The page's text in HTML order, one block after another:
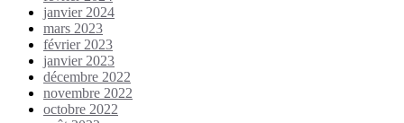
janvier 2024
mars 2023
février 2023
janvier 2023
décembre 2022
novembre 2022
octobre 2022